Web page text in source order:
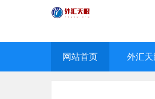
网站首页 外汇